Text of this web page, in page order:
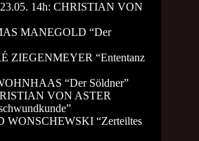
14h: CHRISTIAN VON
MANEGOLD “Der
ZIEGENMEYER “Ententanz
“Der Söldner”
VON ASTER
WONSCHEWSKI “Zerteiltes